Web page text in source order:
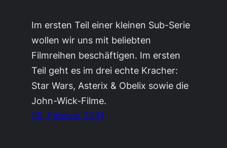
Im ersten Teil einer kleinen Sub-Serie
wollen wir uns mit beliebten
Filmreihen beschäftigen. Im ersten
Teil geht es im drei echte Kracher:
Star Wars, Asterix & Obelix sowie die
John-Wick-Filme.
28. Februar 2021